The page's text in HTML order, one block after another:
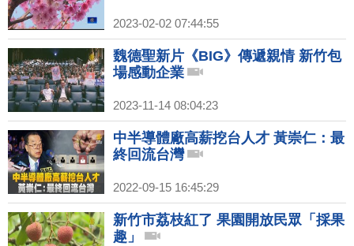
2023-02-02 07:44:55
魏德聖新片《BIG》傳遞親情 新竹包
場感動企業
2023-11-14 08:04:23
中半導體廠高薪挖台人才 黃崇仁：最
終回流台灣
2022-09-15 16:45:29
新竹市荔枝紅了 果園開放民眾「採果
趣」